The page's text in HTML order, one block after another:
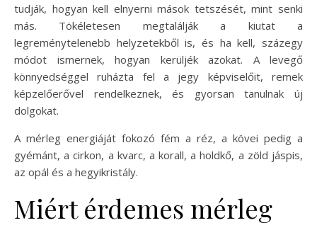
tudják, hogyan kell elnyerni mások tetszését, mint senki
más. Tökéletesen megtalálják a kiutat a
legreménytelenebb helyzetekből is, és ha kell, százegy
módot ismernek, hogyan kerüljék azokat. A levegő
könnyedséggel ruházta fel a jegy képviselőit, remek
képzelőerővel rendelkeznek, és gyorsan tanulnak új
dolgokat.
A mérleg energiáját fokozó fém a réz, a kövei pedig a
gyémánt, a cirkon, a kvarc, a korall, a holdkő, a zöld jáspis,
az opál és a hegyikristály.
Miért érdemes mérleg